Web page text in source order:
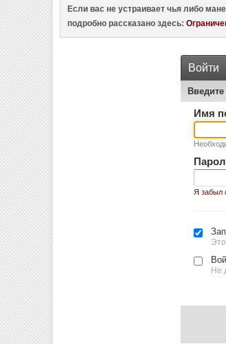
Если вас не устраивает чья либо
подробно рассказано здесь:
Войти
Имя
Я забыл
Не